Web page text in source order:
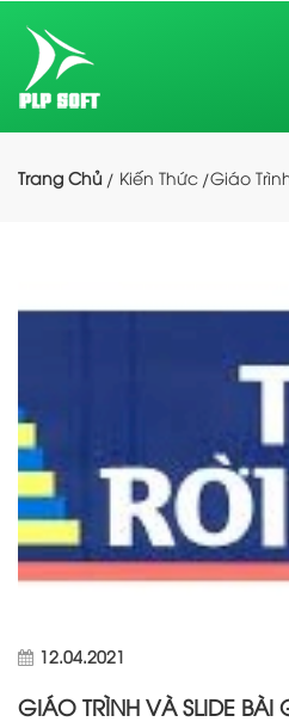
Trang Chủ Kiến Thức Giáo
12.04.2021
GIÁO TRÌNH VÀ SLIDE BÀI